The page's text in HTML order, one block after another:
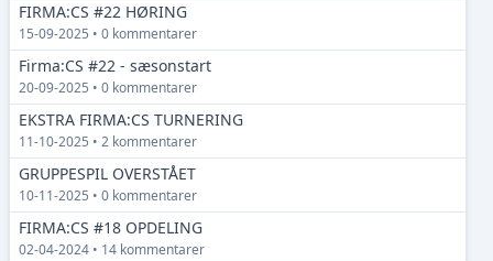
FIRMA:CS #22 HØRING
15-09-2025 • 0 kommentarer
Firma:CS #22 - sæsonstart
20-09-2025 • 0 kommentarer
EKSTRA FIRMA:CS TURNERING
11-10-2025 • 2 kommentarer
GRUPPESPIL OVERSTÅET
10-11-2025 • 0 kommentarer
FIRMA:CS #18 OPDELING
02-04-2024 • 14 kommentarer